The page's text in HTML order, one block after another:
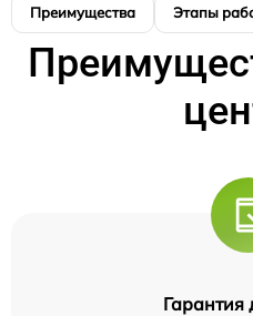
Преимущества Этапы
Гарантия